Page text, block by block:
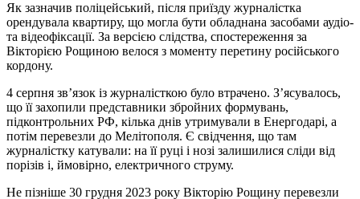
Як зазначив поліцейський, після приїзду журналістка
орендувала квартиру, що могла бути обладнана засобами аудіо-
та відеофіксації. За версією слідства, спостереження за
Вікторією Рощиною велося з моменту перетину російського
кордону.
4 серпня зв’язок із журналісткою було втрачено. З’ясувалось,
що її захопили представники збройних формувань,
підконтрольних РФ, кілька днів утримували в Енергодарі, а
потім перевезли до Мелітополя. Є свідчення, що там
журналістку катували: на її руці і нозі залишилися сліди від
порізів і, ймовірно, електричного струму.
Не пізніше 30 грудня 2023 року Вікторію Рощину перевезли